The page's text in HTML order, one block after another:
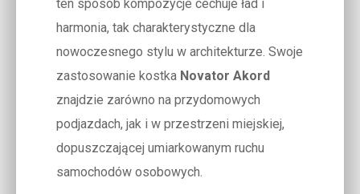
ten sposób kompozycje cechuje ład i
harmonia, tak charakterystyczne dla
nowoczesnego stylu w architekturze. Swoje
zastosowanie kostka Novator Akord
znajdzie zarówno na przydomowych
podjazdach, jak i w przestrzeni miejskiej,
dopuszczającej umiarkowanym ruchu
samochodów osobowych.